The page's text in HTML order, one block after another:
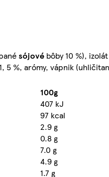
sójové bôby 10 %), izolát
5 %, arómy, vápnik
100g
407 kJ
97 kcal
2.9 g
0.8 g
7.0 g
4.9 g
1.7 g